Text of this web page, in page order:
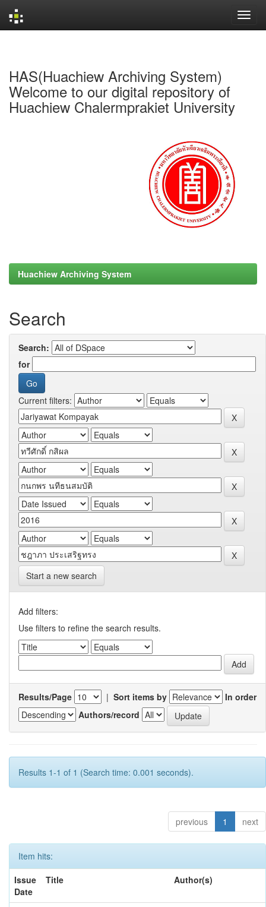
HAS(Huachiew Archiving System)
Welcome to our digital repository of
Huachiew Chalermprakiet University
Huachiew Archiving System
Search
Search:
for
Current filters:
Start a new search
Add filters:
Use filters to refine the search results.
Results/Page | Sort items by
In order
Authors/record
Results 1-1 of 1 (Search time: 0.001 seconds).
previous 1 next
Item hits:
Issue
Date
Title Author(s)